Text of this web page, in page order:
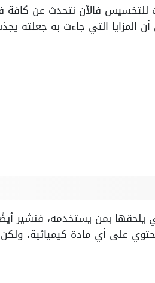
للتخسيس فالآن نتحدث عن كافة
التي جاءت به جعلته
يلحقها بمن يستخدمه، فنشير
يحتوي على أي مادة كيميائية،